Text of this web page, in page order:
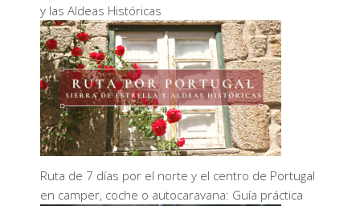
y las Aldeas Históricas
Ruta de 7 días por el norte y el centro de Portugal
en camper, coche o autocaravana: Guía práctica